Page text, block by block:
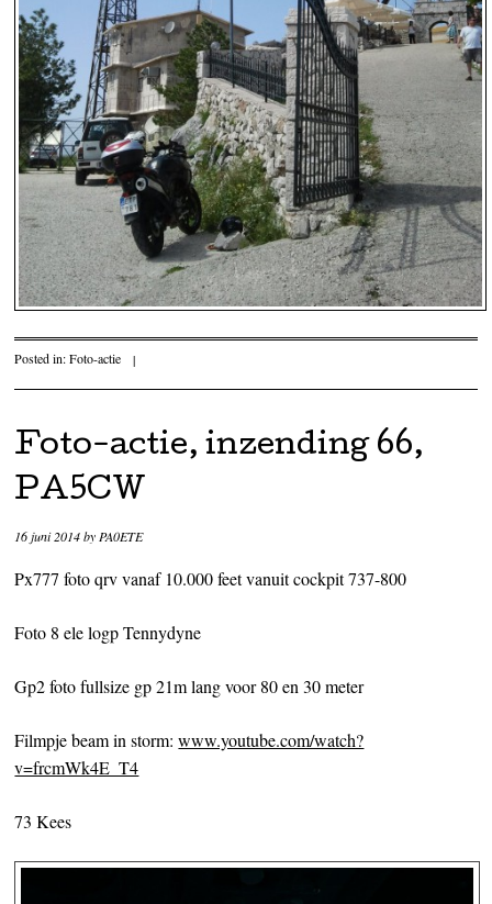
Posted in:Foto-actie |
Foto-actie, inzending 66,
PA5CW
16 juni 2014byPA0ETE
Px777 foto qrv vanaf 10.000 feet vanuit cockpit 737-800
Foto 8 ele logp Tennydyne
Gp2 foto fullsize gp 21m lang voor 80 en 30 meter
Filmpje beam in storm:www.youtube.com/watch?
v=frcmWk4E_T4
73 Kees